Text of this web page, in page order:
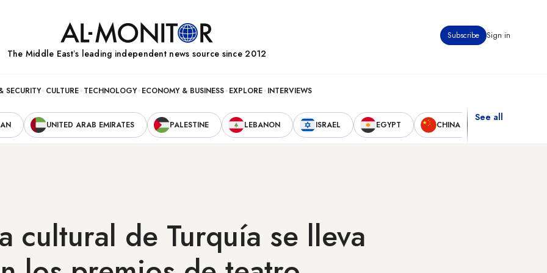
Subscribe Sign in
The Middle Eastʼs leading independent news source since 2012
SECURITY CULTURE TECHNOLOGY ECONOMY & BUSINESS EXPLORE INTERVIEWS
UNITED ARAB EMIRATES PALESTINE LEBANON ISRAEL EGYPT CHINA
See all
cultural de Turquía se lleva